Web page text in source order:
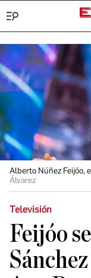
Alberto Núñez Feijóo,
Álvarez
Televisión
Feijóo